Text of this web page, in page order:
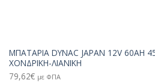
ΜΠΑΤΑΡΙΑ DYNAC JAPAN 12V 60AH
ΧΟΝΔΡΙΚΗ-ΛΙΑΝΙΚΗ
79,62€ με ΦΠΑ